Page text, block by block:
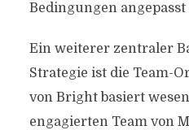
Bedingungen
Ein weiterer zentraler
Strategie ist die Team-
von Bright basiert
engagierten Team von